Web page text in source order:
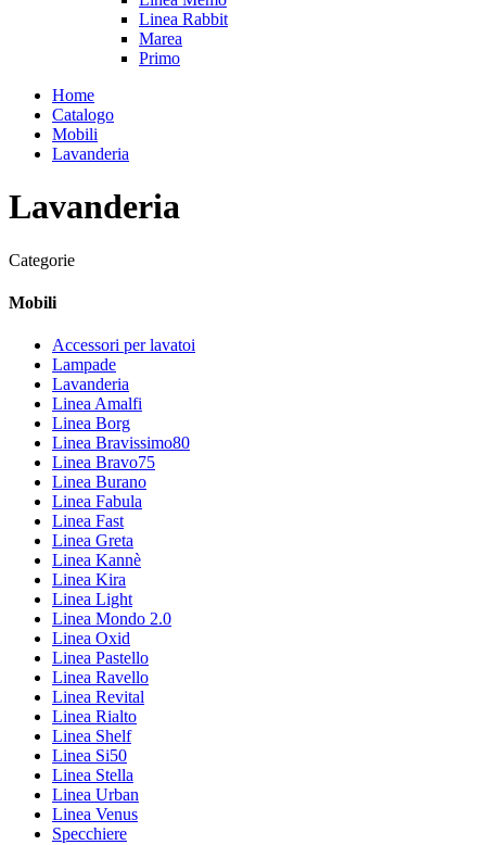
Linea Rabbit
Marea
Primo
Home
Catalogo
Mobili
Lavanderia
Lavanderia
Categorie
Mobili
Accessori per lavatoi
Lampade
Lavanderia
Linea Amalfi
Linea Borg
Linea Bravissimo80
Linea Bravo75
Linea Burano
Linea Fabula
Linea Fast
Linea Greta
Linea Kannè
Linea Kira
Linea Light
Linea Mondo 2.0
Linea Oxid
Linea Pastello
Linea Ravello
Linea Revital
Linea Rialto
Linea Shelf
Linea Si50
Linea Stella
Linea Urban
Linea Venus
Specchiere